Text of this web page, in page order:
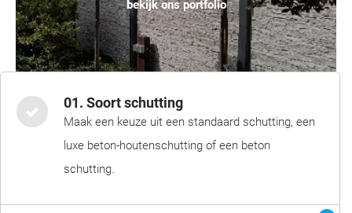
bekijk ons portfolio
01. Soort schutting
Maak een keuze uit een standaard schutting, een
luxe beton-houtenschutting of een beton
schutting.